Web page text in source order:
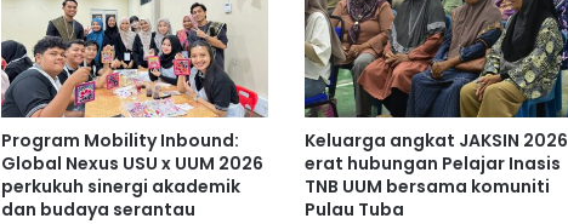
Program Mobility Inbound:
Global Nexus USU x UUM 2026
perkukuh sinergi akademik
dan budaya serantau
Keluarga angkat JAKSIN 2026
erat hubungan Pelajar Inasis
TNB UUM bersama komuniti
Pulau Tuba